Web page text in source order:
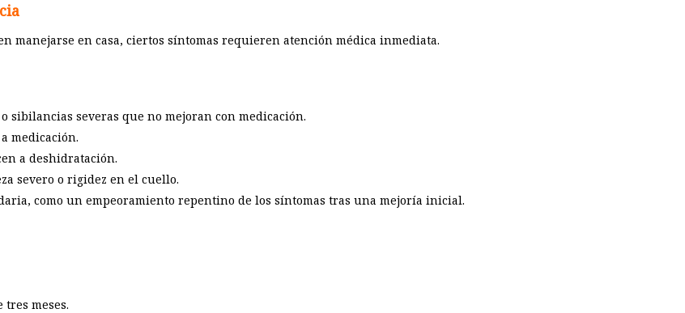
manejarse en casa, ciertos síntomas requieren atención médica inmediata.
sibilancias severas que no mejoran con medicación.
medicación.
a deshidratación.
severo o rigidez en el cuello.
como un empeoramiento repentino de los síntomas tras una mejoría inicial.
tres meses.